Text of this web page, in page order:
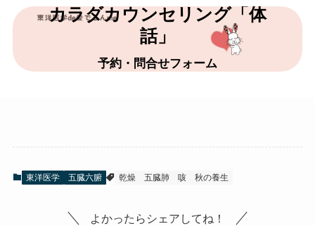
カラダカウンセリング「体
話」
予約・問合せフォーム
東洋医学 五臓六腑 乾燥 五臓肺 咳 秋の養生
よかったらシェアしてね！